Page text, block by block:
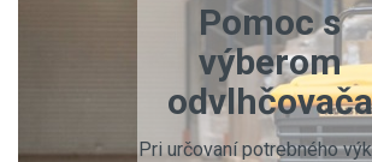
Pomoc s
výberom
odvlhčovača
Pri určovaní potrebného